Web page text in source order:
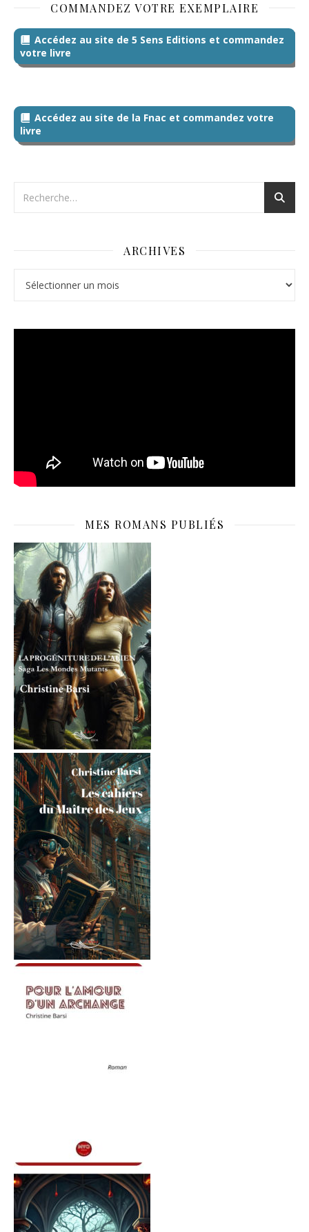
COMMANDEZ VOTRE EXEMPLAIRE
Accédez au site de 5 Sens Editions et commandez
votre livre
Accédez au site de la Fnac et commandez votre
livre
ARCHIVES
MES ROMANS PUBLIÉS